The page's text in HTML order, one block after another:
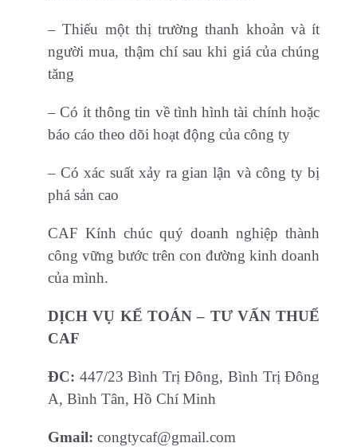
– Thiếu một thị trường thanh khoản và ít
người mua, thậm chí sau khi giá của chúng
tăng
– Có ít thông tin về tình hình tài chính hoặc
báo cáo theo dõi hoạt động của công ty
– Có xác suất xảy ra gian lận và công ty bị
phá sản cao
CAF Kính chúc quý doanh nghiệp thành
công vững bước trên con đường kinh doanh
của mình.
DỊCH VỤ KẾ TOÁN – TƯ VẤN THUẾ
CAF
ĐC: 447/23 Bình Trị Đông, Bình Trị Đông
A, Bình Tân, Hồ Chí Minh
Gmail: congtycaf@gmail.com